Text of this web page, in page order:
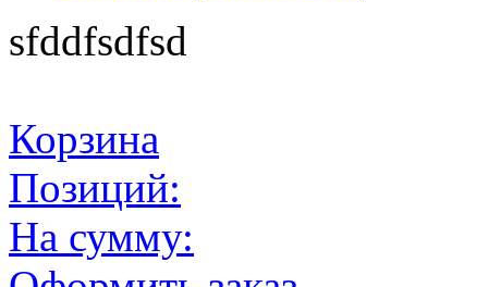
sfddfsdfsd
Корзина
Позиций:
На сумму: